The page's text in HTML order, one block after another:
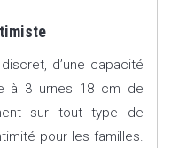
d’une capacité
à 3 urnes 18 cm de
sur tout type de
pour les familles.